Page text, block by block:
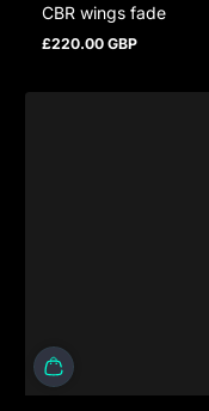
CBR wings fade
Regulärer Preis
£220.00 GBP